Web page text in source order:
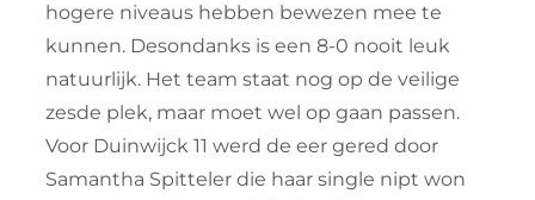
hogere niveaus hebben bewezen mee te
kunnen. Desondanks is een 8-0 nooit leuk
natuurlijk. Het team staat nog op de veilige
zesde plek, maar moet wel op gaan passen.
Voor Duinwijck 11 werd de eer gered door
Samantha Spitteler die haar single nipt won